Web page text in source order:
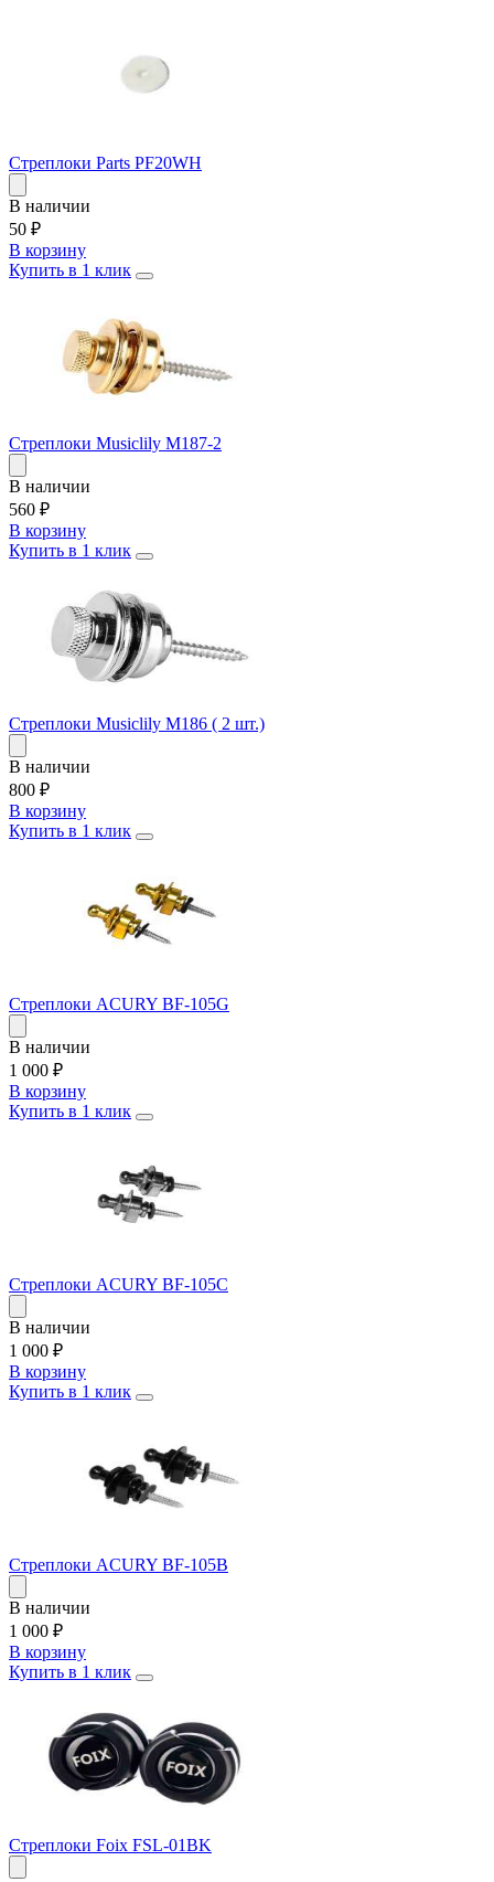
Стреплоки Parts PF20WH
В наличии
50 ₽
В корзину
Купить в 1 клик
Стреплоки Musiclily M187-2
В наличии
560 ₽
В корзину
Купить в 1 клик
Стреплоки Musiclily M186 ( 2 шт.)
В наличии
800 ₽
В корзину
Купить в 1 клик
Стреплоки ACURY BF-105G
В наличии
1 000 ₽
В корзину
Купить в 1 клик
Стреплоки ACURY BF-105C
В наличии
1 000 ₽
В корзину
Купить в 1 клик
Стреплоки ACURY BF-105B
В наличии
1 000 ₽
В корзину
Купить в 1 клик
Стреплоки Foix FSL-01BK